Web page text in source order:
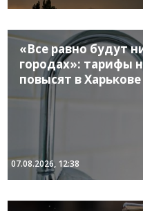
«Все равно будут
городах»: тарифы
повысят в Харькове
07.08.2026, 12:38